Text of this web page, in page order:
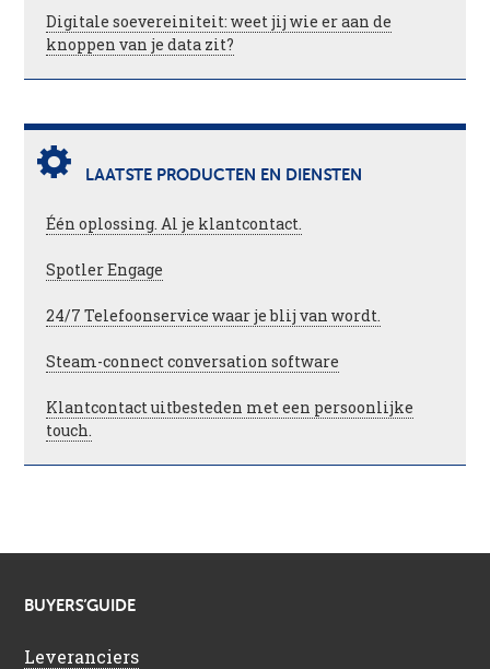
Digitale soevereiniteit: weet jij wie er aan de
knoppen van je data zit?
LAATSTE PRODUCTEN EN DIENSTEN
Één oplossing. Al je klantcontact.
Spotler Engage
24/7 Telefoonservice waar je blij van wordt.
Steam-connect conversation software
Klantcontact uitbesteden met een persoonlijke
touch.
BUYERS’GUIDE
Leveranciers